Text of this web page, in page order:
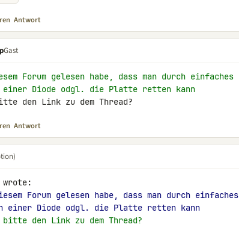
Antwort
Gast
Forum gelesen habe, dass man durch einfaches
einer Diode odgl. die Platte retten kann
den Link zu dem Thread?
Antwort
Forum gelesen habe, dass man durch einfaches
einer Diode odgl. die Platte retten kann
den Link zu dem Thread?